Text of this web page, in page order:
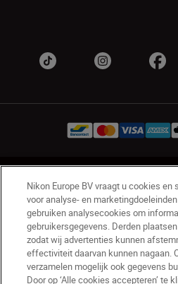
BE(nl) Nikon Sites
Contact opnemen
Gebruiksvoorwaarden
Nikon Store - Algemene
Cookieverklaring
Cookie-instellingen
Nikon Europe BV vraagt u cookies
voor analyse- en
gebruiken analysecookies om
gebruikersgegevens. Derden
zodat wij advertenties kunnen
effectiviteit daarvan kunnen nagaan.
verzamelen mogelijk ook gegevens
Door op ‘Alle cookies accepteren’ te